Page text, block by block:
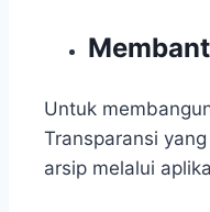
Untuk
Transparansi
arsip melalui